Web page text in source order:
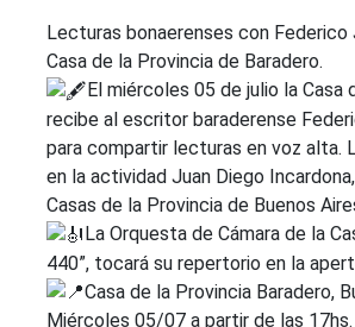
Lecturas bonaerenses con Federico
Casa de la Provincia de Baradero.
El miércoles 05 de julio la Casa
recibe al escritor baraderense
para compartir lecturas en voz alta.
en la actividad Juan Diego
Casas de la Provincia de Buenos
La Orquesta de Cámara de la
440”, tocará su repertorio en la
Casa de la Provincia Baradero,
Miércoles 05/07 a partir de las 17hs.